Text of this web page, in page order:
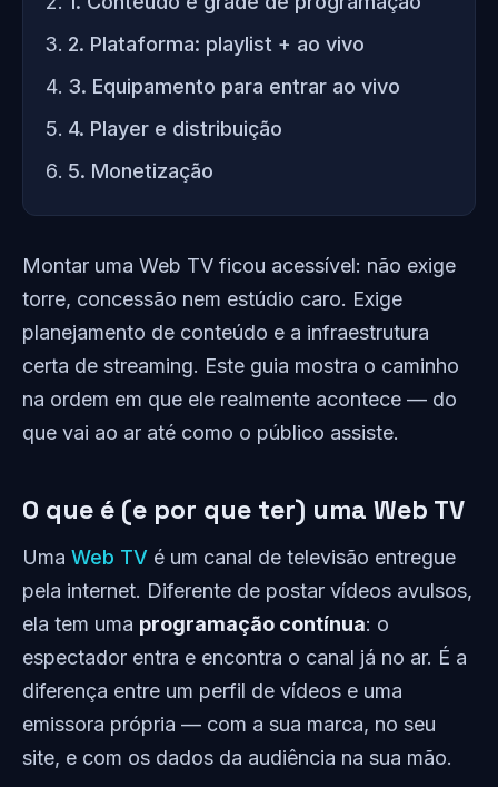
2. Plataforma: playlist + ao vivo
3. Equipamento para entrar ao vivo
4. Player e distribuição
5. Monetização
Montar uma Web TV ficou acessível: não exige
torre, concessão nem estúdio caro. Exige
planejamento de conteúdo e a infraestrutura
certa de streaming. Este guia mostra o caminho
na ordem em que ele realmente acontece — do
que vai ao ar até como o público assiste.
O que é (e por que ter) uma Web TV
Uma Web TV é um canal de televisão entregue
pela internet. Diferente de postar vídeos avulsos,
ela tem uma programação contínua: o
espectador entra e encontra o canal já no ar. É a
diferença entre um perfil de vídeos e uma
emissora própria — com a sua marca, no seu
site, e com os dados da audiência na sua mão.